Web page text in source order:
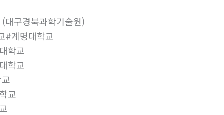
대구경북과학기술원)
#계명대학교
학교
학교
교